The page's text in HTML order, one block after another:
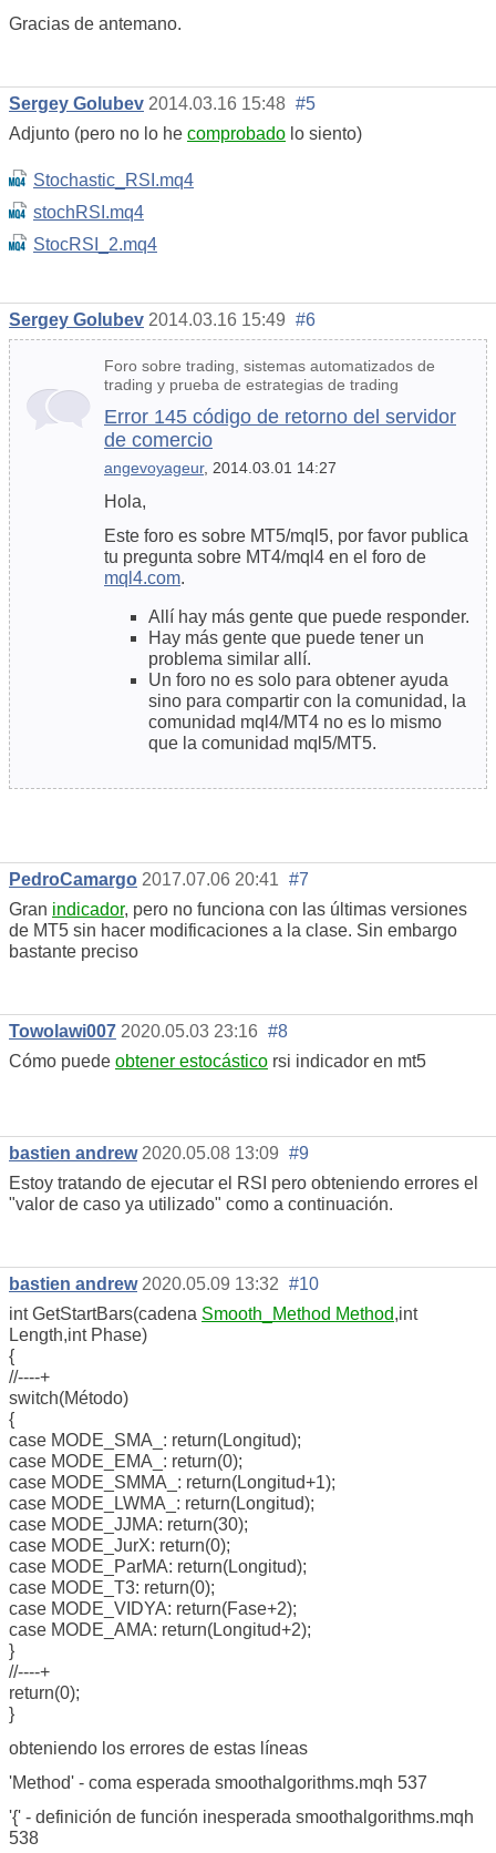
Gracias de antemano.
Sergey Golubev 2014.03.16 15:48 #5
Adjunto (pero no lo he comprobado lo siento)
Stochastic_RSI.mq4
stochRSI.mq4
StocRSI_2.mq4
Sergey Golubev 2014.03.16 15:49 #6
Foro sobre trading, sistemas automatizados de
trading y prueba de estrategias de trading
Error 145 código de retorno del servidor
de comercio
angevoyageur, 2014.03.01 14:27
Hola,
Este foro es sobre MT5/mql5, por favor publica
tu pregunta sobre MT4/mql4 en el foro de
mql4.com.
Allí hay más gente que puede responder.
Hay más gente que puede tener un
problema similar allí.
Un foro no es solo para obtener ayuda
sino para compartir con la comunidad, la
comunidad mql4/MT4 no es lo mismo
que la comunidad mql5/MT5.
PedroCamargo 2017.07.06 20:41 #7
Gran indicador, pero no funciona con las últimas versiones
de MT5 sin hacer modificaciones a la clase. Sin embargo
bastante preciso
Towolawi007 2020.05.03 23:16 #8
Cómo puede obtener estocástico rsi indicador en mt5
bastien andrew 2020.05.08 13:09 #9
Estoy tratando de ejecutar el RSI pero obteniendo errores el
"valor de caso ya utilizado" como a continuación.
bastien andrew 2020.05.09 13:32 #10
int GetStartBars(cadena Smooth_Method Method,int
Length,int Phase)
{
//----+
switch(Método)
{
case MODE_SMA_: return(Longitud);
case MODE_EMA_: return(0);
case MODE_SMMA_: return(Longitud+1);
case MODE_LWMA_: return(Longitud);
case MODE_JJMA: return(30);
case MODE_JurX: return(0);
case MODE_ParMA: return(Longitud);
case MODE_T3: return(0);
case MODE_VIDYA: return(Fase+2);
case MODE_AMA: return(Longitud+2);
}
//----+
return(0);
}
obteniendo los errores de estas líneas
'Method' - coma esperada smoothalgorithms.mqh 537
'{' - definición de función inesperada smoothalgorithms.mqh
538